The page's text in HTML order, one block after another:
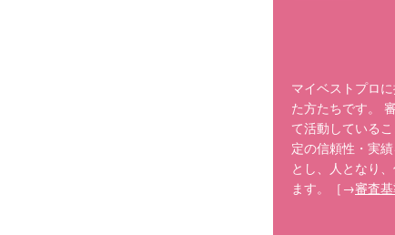
マイベストプロ
た方たちです。
て活動している
定の信頼性・実
とし、人となり
ます。［→審査